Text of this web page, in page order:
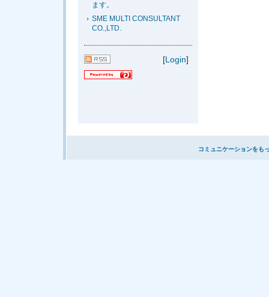
ます。
SME MULTI CONSULTANT
CO.,LTD.
[Login]
コミュニケーションをも